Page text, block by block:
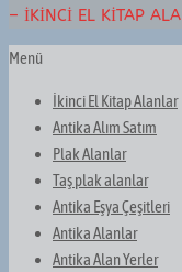
– İKINCI EL KITAP
Menü
İkinci El Kitap Alanlar
Antika Alım Satım
Plak Alanlar
Taş plak alanlar
Antika Eşya Çeşitleri
Antika Alanlar
Antika Alan Yerler